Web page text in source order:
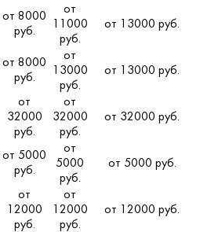
от 8000
руб.
от
11000
руб.
от 13000 руб.
от 8000
руб.
от
13000
руб.
от 13000 руб.
от
32000
руб.
от
32000
руб.
от 32000 руб.
от 5000
руб.
от
5000
руб.
от 5000 руб.
от
12000
руб.
от
12000
руб.
от 12000 руб.